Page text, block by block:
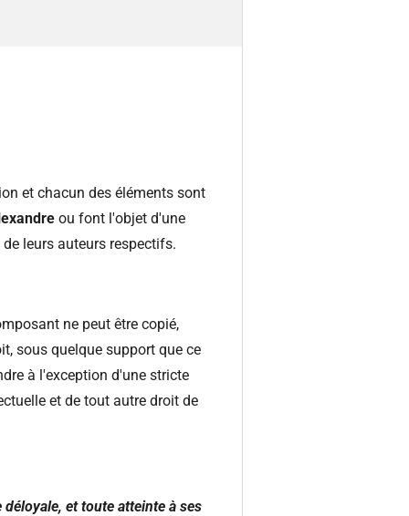
et chacun des éléments sont
ou font l'objet d'une
leurs auteurs respectifs.
ne peut être copié,
sous quelque support que ce
à l'exception d'une stricte
et de tout autre droit de
et toute atteinte à ses